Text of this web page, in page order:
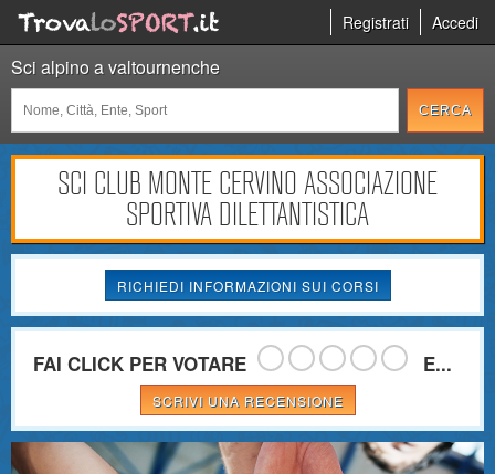
Registrati Accedi
Sci alpino a valtournenche
SCI CLUB MONTE CERVINO ASSOCIAZIONE
SPORTIVA DILETTANTISTICA
RICHIEDI INFORMAZIONI SUI CORSI
FAI CLICK PER VOTARE E...
SCRIVI UNA RECENSIONE